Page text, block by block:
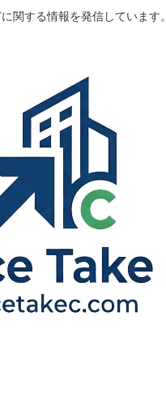
関する情報を発信しています。